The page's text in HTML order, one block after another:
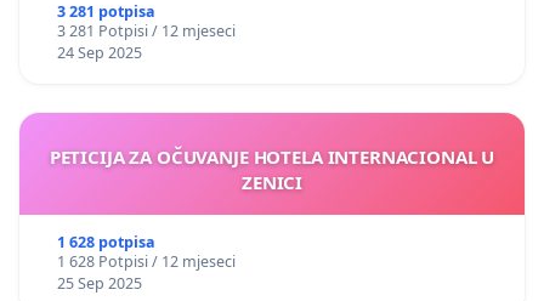
3 281 potpisa
3 281 Potpisi / 12 mjeseci
24 Sep 2025
PETICIJA ZA OČUVANJE HOTELA INTERNACIONAL U
ZENICI
1 628 potpisa
1 628 Potpisi / 12 mjeseci
25 Sep 2025